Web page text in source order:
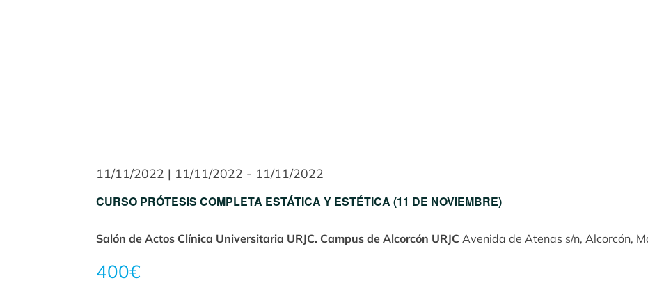
CURSO PRÓTESIS COMPLETA ESTÁTICA Y ESTÉTICA (11 DE NOVIEMBRE)
11/11/2022 | 11/11/2022 - 11/11/2022
Salón de Actos Clínica Universitaria URJC. Campus de Alcorcón URJC Avenida de Atenas s/n, Alcorcón,
400€